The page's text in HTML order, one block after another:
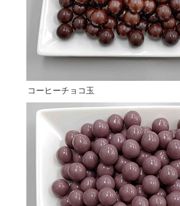
コーヒーチョコ玉